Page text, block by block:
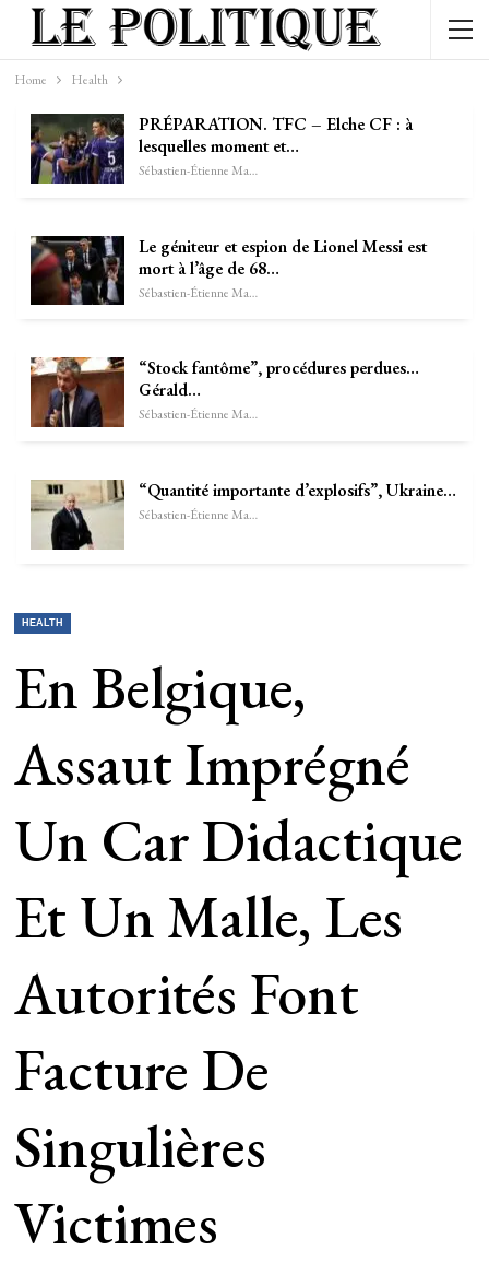
Home Health
PRÉPARATION. TFC – Elche CF : à
lesquelles moment et…
Sébastien-Étienne Marechal
Le géniteur et espion de Lionel Messi est
mort à l’âge de 68…
Sébastien-Étienne Marechal
“Stock fantôme”, procédures perdues…
Gérald…
Sébastien-Étienne Marechal
“Quantité importante d’explosifs”, Ukraine…
Sébastien-Étienne Marechal
HEALTH
En Belgique,
Assaut Imprégné
Un Car Didactique
Et Un Malle, Les
Autorités Font
Facture De
Singulières
Victimes